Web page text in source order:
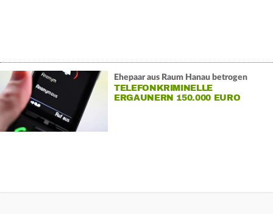
Ehepaar aus Raum Hanau betrogen
TELEFONKRIMINELLE
ERGAUNERN 150.000 EURO